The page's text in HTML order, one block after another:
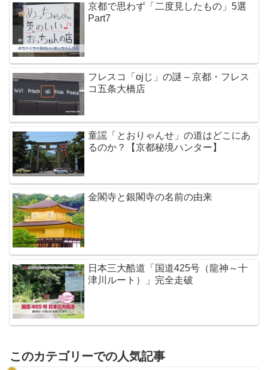
京都で思わず「二度見したもの」5選
Part7
フレスコ「ojじ」の謎 – 京都・フレス
コ五条大橋店
童謡「とおりゃんせ」の道はどこにあ
るのか？【京都秘境ハンター】
金閣寺と銀閣寺の名前の由来
日本三大酷道「国道425号（龍神～十
津川ルート）」完全走破
このカテゴリーでの人気記事